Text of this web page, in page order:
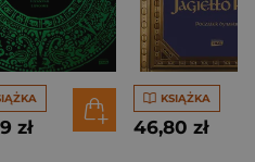
zł
KSIĄŻKA
46,80 zł